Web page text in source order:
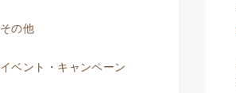
その他
イベント・キャンペーン